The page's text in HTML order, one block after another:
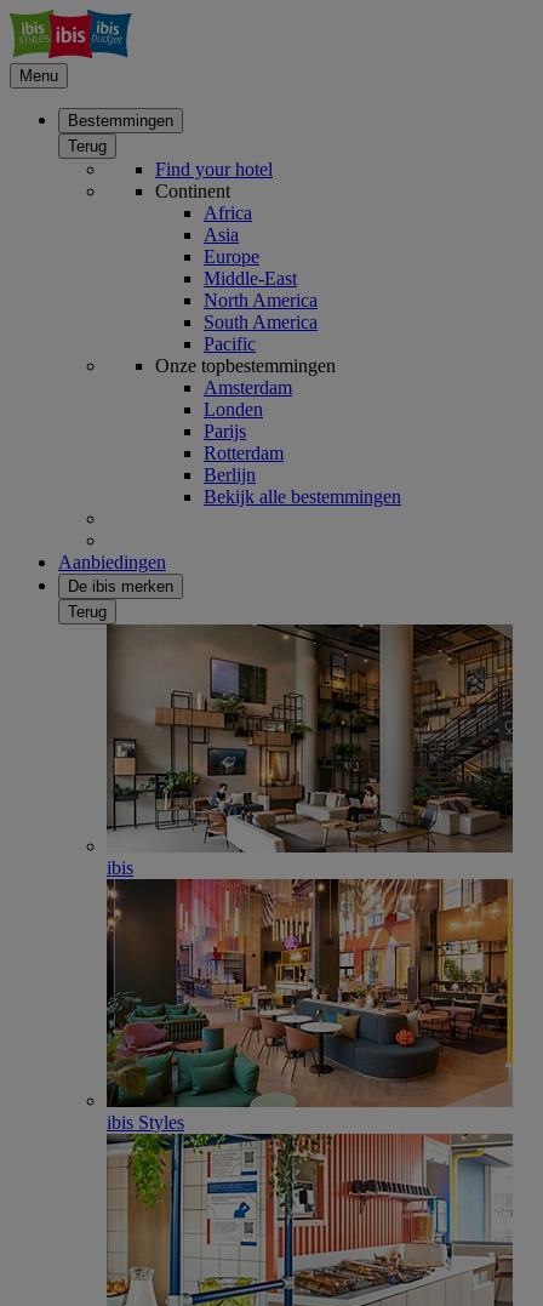
Menu
Bestemmingen
Terug
Find your hotel
Continent
Africa
Asia
Europe
Middle-East
North America
South America
Pacific
Onze topbestemmingen
Amsterdam
Londen
Parijs
Rotterdam
Berlijn
Bekijk alle bestemmingen
Aanbiedingen
De ibis merken
Terug
ibis
ibis Styles